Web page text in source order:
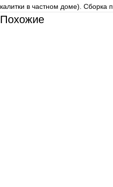
калитки в частном доме). Сборка
Похожие